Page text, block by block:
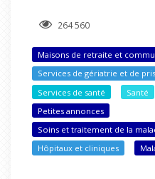
264 560
Maisons de retraite et
Services de gériatrie et de
Services de santé
Santé
Petites annonces
Soins et traitement de la
Hôpitaux et cliniques